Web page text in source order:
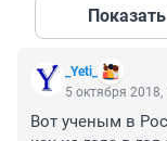
_Yeti_
5 октября 2018,
Вот ученым в